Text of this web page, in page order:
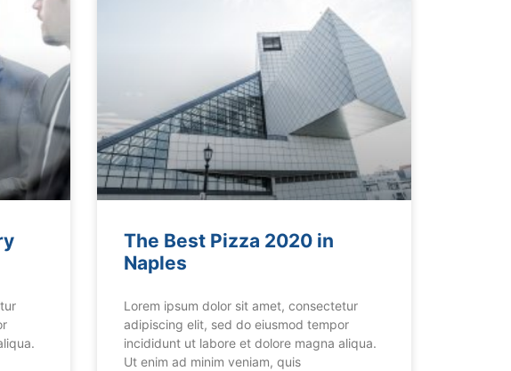
The Best Pizza 2020 in
Naples
Lorem ipsum dolor sit amet, consectetur
adipiscing elit, sed do eiusmod tempor
incididunt ut labore et dolore magna aliqua.
Ut enim ad minim veniam, quis